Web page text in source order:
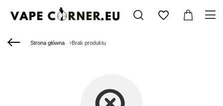
Strona główna Brak produktu